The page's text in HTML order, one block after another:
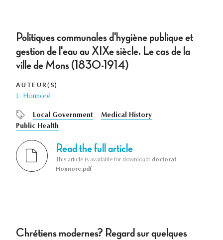
Politiques communales d'hygiène publique et
gestion de l'eau au XIXe siècle. Le cas de la
ville de Mons (1830-1914)
AUTEUR(S)
L. Honnoré
Local Government
Medical History
Public Health
Read the full article
This article is available for download: doctorat
Honnore.pdf
Chrétiens modernes? Regard sur quelques